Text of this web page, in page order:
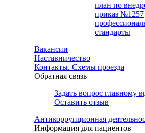
план по
приказ №1257
стандарты
Вакансии
Наставничество
Контакты. Схемы проезда
Обратная связь
Задать вопрос главному
Оставить отзыв
Антикоррупционная
Информация для пациентов